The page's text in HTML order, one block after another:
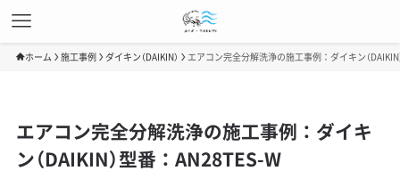
ホーム 施工事例 ダイキン（DAIKIN） エアコン完全分解洗浄の施工事例：ダイキン（
エアコン完全分解洗浄の施工事例：ダイキ
ン（DAIKIN）型番：AN28TES-W